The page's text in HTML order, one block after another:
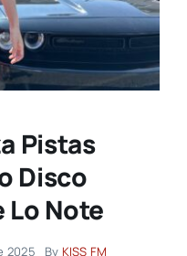
Pistas
Disco
Lo Note
2025 By KISS FM